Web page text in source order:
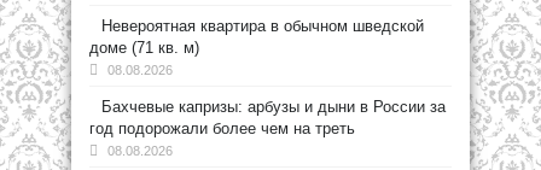
Невероятная квартира в обычном шведской
доме (71 кв. м)
08.08.2026
Бахчевые капризы: арбузы и дыни в России за
год подорожали более чем на треть
08.08.2026